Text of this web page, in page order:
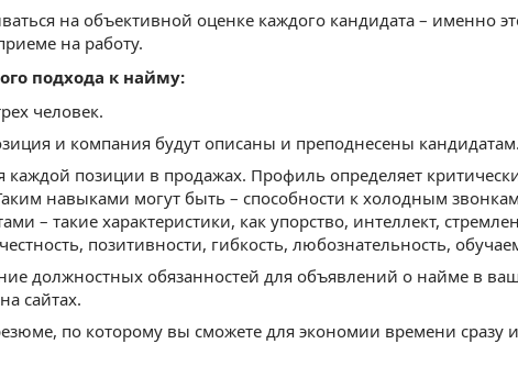
на объективной оценке каждого кандидата – именно
на работу.
подхода к найму:
человек.
и компания будут описаны и преподнесены кандидатам.
каждой позиции в продажах. Профиль определяет
навыками могут быть – способности к холодным
– такие характеристики, как упорство, интеллект,
позитивности, гибкость, любознательность,
должностных обязанностей для объявлений о найме в
сайтах.
по которому вы сможете для экономии времени сразу